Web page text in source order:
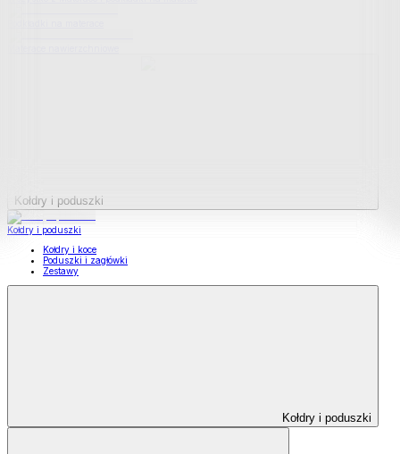
Kołdry i poduszki
Kołdry i poduszki
Kołdry i koce
Poduszki i zagłówki
Zestawy
Kołdry i poduszki